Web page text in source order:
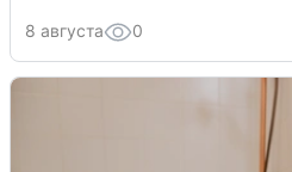
8 августа 0